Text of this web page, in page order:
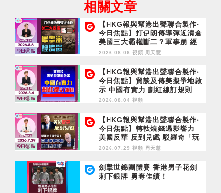
相關文章
【HKG報與幫港出聲聯合製作‧
今日焦點】打伊朗傳導彈近清倉
美國三大霸權斷二？軍事崩 經
濟損
2026.08.06 視頻 周天慧
【HKG報與幫港出聲聯合製作‧
今日焦點】貿談及傳美擬爭地啟
示 中國有實力 劃紅線訂規則
2026.08.04 視頻
【HKG報與幫港出聲聯合製作‧
今日焦點】轉軚燒錢遏影響力
美國反華 反到兒戲 駁羅奇「玩
完論」 香港唔靠中國 唔通靠美
2026.07.29 視頻 周天慧
劍擊世錦團體賽 香港男子花劍
刺下銀牌 勇奪佳績！